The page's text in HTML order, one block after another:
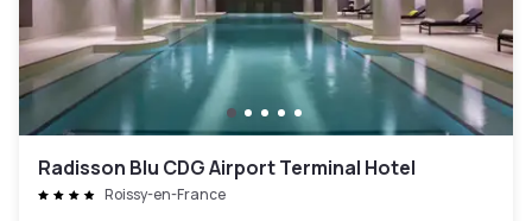
Radisson Blu CDG Airport Terminal Hotel
Roissy-en-France